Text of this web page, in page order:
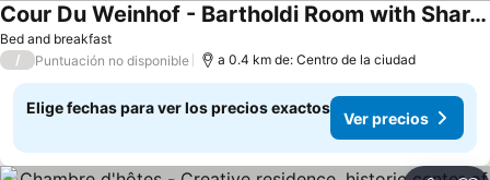
Bed and breakfast
Cour Du Weinhof - Bartholdi Room with Shared Terrace and Wi-Fi
/ Puntuación no disponible a 0.4 km de: Centro de la ciudad
Elige fechas para ver los precios exactos
Ver precios